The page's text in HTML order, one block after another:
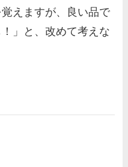
えますが、良い品で
」と、改めて考えな